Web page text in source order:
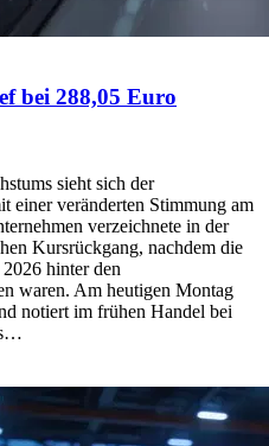
bei 288,05 Euro
sieht sich der
einer veränderten Stimmung am
verzeichnete in der
Kursrückgang, nachdem die
hinter den
waren. Am heutigen Montag
notiert im frühen Handel bei